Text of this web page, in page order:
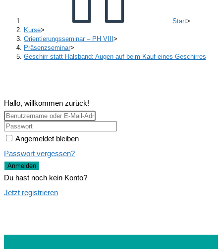
Start>
Kurse>
Orientierungsseminar – PH VIII >
Präsenzseminar>
Geschirr statt Halsband: Augen auf beim Kauf eines Geschirres
Hallo, willkommen zurück!
Angemeldet bleiben
Passwort vergessen?
Anmelden
Du hast noch kein Konto?
Jetzt registrieren